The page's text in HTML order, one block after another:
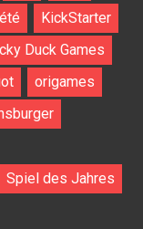
KickStarter
Duck Games
origames
Spiel des Jahres